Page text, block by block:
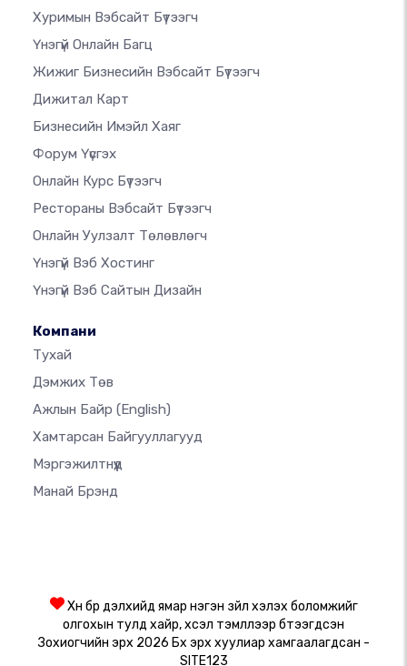
Хуримын Вэбсайт Бүтээгч
Үнэгүй Онлайн Багц
Жижиг Бизнесийн Вэбсайт Бүтээгч
Дижитал Карт
Бизнесийн Имэйл Хаяг
Форум Үүсгэх
Онлайн Курс Бүтээгч
Рестораны Вэбсайт Бүтээгч
Онлайн Уулзалт Төлөвлөгч
Үнэгүй Вэб Хостинг
Үнэгүй Вэб Сайтын Дизайн
Компани
Тухай
Дэмжих Төв
Ажлын Байр (English)
Хамтарсан Байгууллагууд
Мэргэжилтнүүд
Манай Брэнд
Хүн бүр дэлхийд ямар нэгэн зүйл хэлэх боломжийг
олгохын тулд хайр, хүсэл тэмүүллээр бүтээгдсэн
Зохиогчийн эрх 2026 Бүх эрх хуулиар хамгаалагдсан -
SITE123